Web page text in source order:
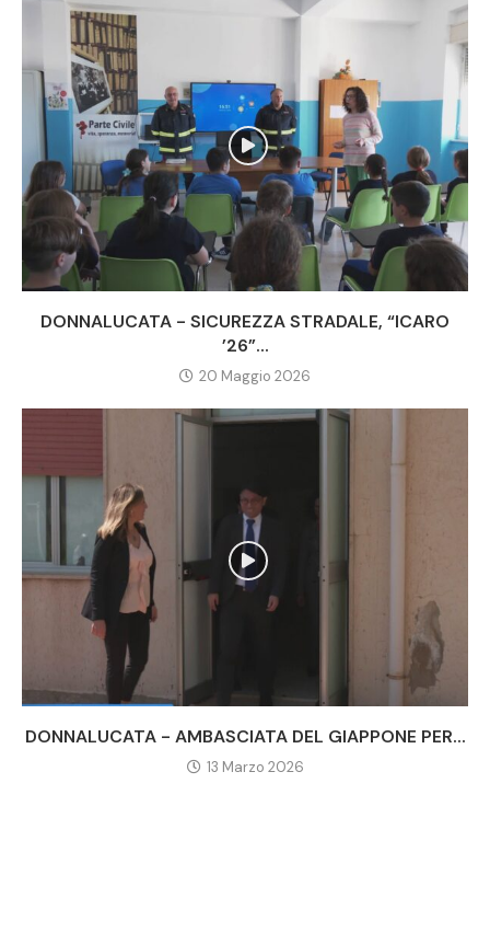
DONNALUCATA - SICUREZZA STRADALE, “ICARO
’26”...
20 Maggio 2026
DONNALUCATA - AMBASCIATA DEL GIAPPONE PER...
13 Marzo 2026